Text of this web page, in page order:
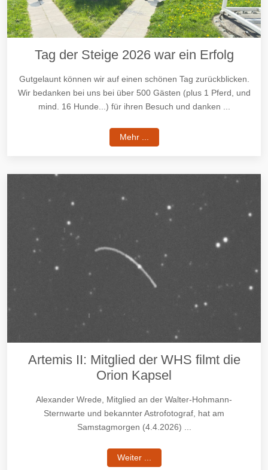
Tag der Steige 2026 war ein Erfolg
Gutgelaunt können wir auf einen schönen Tag zurückblicken.
Wir bedanken bei uns bei über 500 Gästen (plus 1 Pferd, und
mind. 16 Hunde...) für ihren Besuch und danken ...
Mehr ...
Artemis II: Mitglied der WHS filmt die
Orion Kapsel
Alexander Wrede, Mitglied an der Walter-Hohmann-
Sternwarte und bekannter Astrofotograf, hat am
Samstagmorgen (4.4.2026) ...
Weiter ...